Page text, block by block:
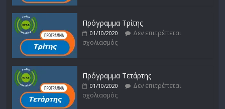
Πρόγραμμα Τρίτης
01/10/2020
Δεν επιτρέπεται
σχολιασμός
Πρόγραμμα Τετάρτης
01/10/2020
Δεν επιτρέπεται
σχολιασμός